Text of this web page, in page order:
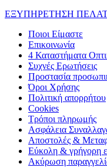
ΕΞΥΠΗΡΕΤΗΣΗ
Ποιοι Είμαστε
Επικοινωνία
4 Καταστήματα
Συχνές Ερωτήσεις
Προστασία
Όροι Χρήσης
Πολιτική απορρήτου
Cookies
Τρόποι πληρωμής
Ασφάλεια
Αποστολές &
Εύκολη & γρήγορη
Ακύρωση